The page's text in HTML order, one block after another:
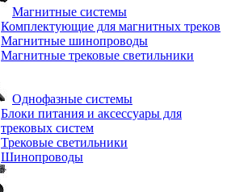
Магнитные системы
Комплектующие для магнитных треков
Магнитные шинопроводы
Магнитные трековые светильники
Однофазные системы
Блоки питания и аксессуары для
трековых систем
Трековые светильники
Шинопроводы